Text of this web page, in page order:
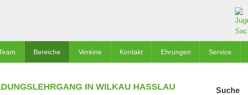
Bereiche Vereine Kontakt Ehrungen Service
IN WILKAU HASSLAU Suche